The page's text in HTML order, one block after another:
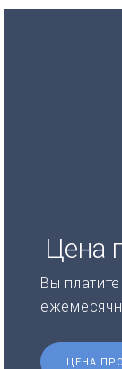
Цена
Вы
ЦЕНА